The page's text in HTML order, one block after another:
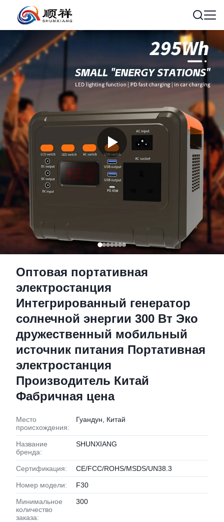
Оптовая портативная
электростанция
Интегрированный генератор
солнечной энергии 300 Вт Эко
дружественный мобильный
источник питания Портативная
электростанция
Производитель Китай
Фабричная цена
Место
происхождения:
Гуандун, Китай
Название
бренда:
SHUNXIANG
Сертификация: CE/FCC/ROHS/MSDS/UN38.3
Номер модели: F30
Минимальное
количество
заказа:
300